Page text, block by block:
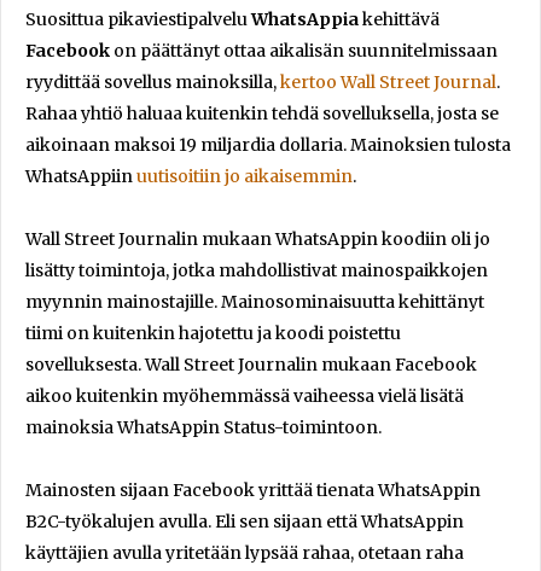
Suosittua pikaviestipalveluWhatsAppiakehittävä
Facebook on päättänyt ottaa aikalisän suunnitelmissaan
ryydittää sovellus mainoksilla,kertoo Wall Street Journal.
Rahaa yhtiö haluaa kuitenkin tehdä sovelluksella, josta se
aikoinaan maksoi 19 miljardia dollaria. Mainoksien tulosta
WhatsAppiinuutisoitiin jo aikaisemmin.
Wall Street Journalin mukaan WhatsAppin koodiin oli jo
lisätty toimintoja, jotka mahdollistivat mainospaikkojen
myynnin mainostajille. Mainosominaisuutta kehittänyt
tiimi on kuitenkin hajotettu ja koodi poistettu
sovelluksesta. Wall Street Journalin mukaan Facebook
aikoo kuitenkin myöhemmässä vaiheessa vielä lisätä
mainoksia WhatsAppin Status-toimintoon.
Mainosten sijaan Facebook yrittää tienata WhatsAppin
B2C-työkalujen avulla. Eli sen sijaan että WhatsAppin
käyttäjien avulla yritetään lypsää rahaa, otetaan raha